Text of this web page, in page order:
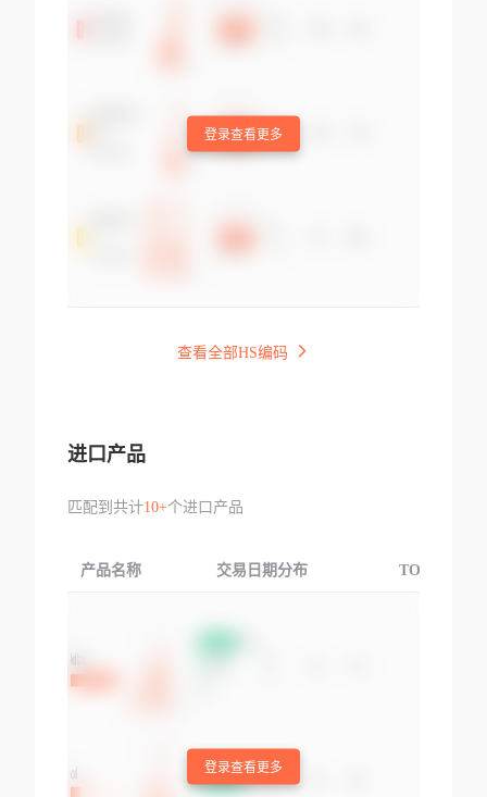
登录查看更多
查看全部HS编码
进口产品
匹配到共计10+个进口产品
产品名称 交易日期分布 TOP3交易国
登录查看更多